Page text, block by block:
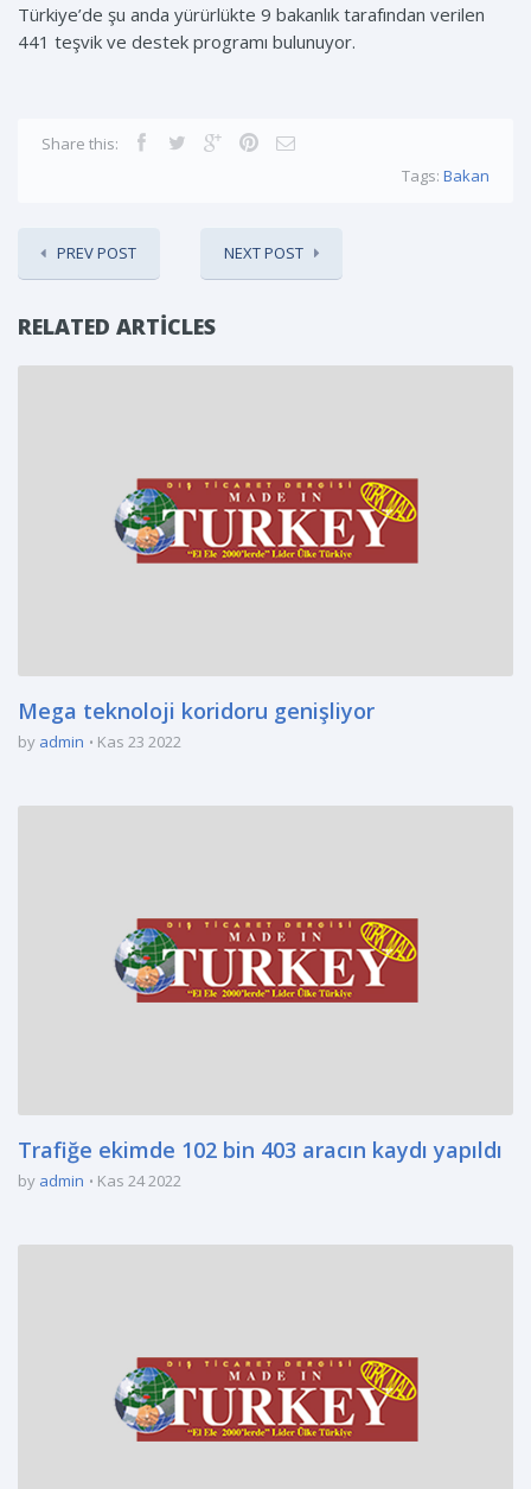
Türkiye’de şu anda yürürlükte 9 bakanlık tarafından verilen
441 teşvik ve destek programı bulunuyor.
Share this:
Tags: Bakan
PREV POST NEXT POST
RELATED ARTICLES
Mega teknoloji koridoru genişliyor
by admin Kas 23 2022
Trafiğe ekimde 102 bin 403 aracın kaydı yapıldı
by admin Kas 24 2022